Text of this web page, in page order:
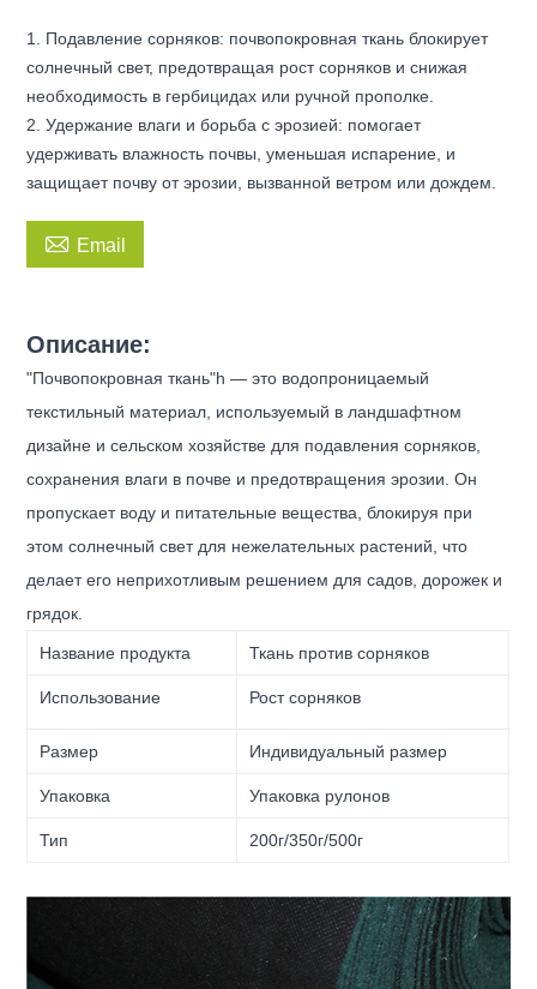
1. Подавление сорняков: почвопокровная ткань блокирует
солнечный свет, предотвращая рост сорняков и снижая
необходимость в гербицидах или ручной прополке.
2. Удержание влаги и борьба с эрозией: помогает
удерживать влажность почвы, уменьшая испарение, и
защищает почву от эрозии, вызванной ветром или дождем.
 Email
Описание:
"Почвопокровная ткань"h — это водопроницаемый
текстильный материал, используемый в ландшафтном
дизайне и сельском хозяйстве для подавления сорняков,
сохранения влаги в почве и предотвращения эрозии. Он
пропускает воду и питательные вещества, блокируя при
этом солнечный свет для нежелательных растений, что
делает его неприхотливым решением для садов, дорожек и
грядок.
Название продукта Ткань против сорняков
Использование Рост сорняков
Размер Индивидуальный размер
Упаковка Упаковка рулонов
Тип 200г/350г/500г